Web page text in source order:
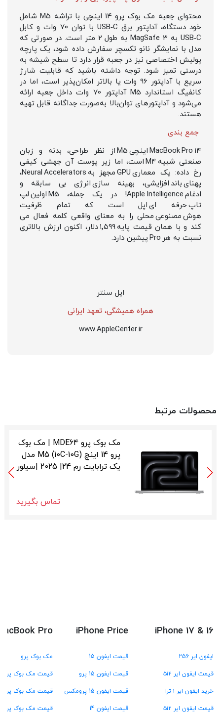
محتوای جعبه مک بوک پرو ۱۴ اینچی با تراشه M5 شامل
خود دستگاه، آداپتور برق USB‑C با توان 70 وات و کابل
USB‑C به MagSafe 3 به طول 2 متر است. در صورتی که
مدل با نمایشگر نانو تکسچر سفارش داده شود، یک پارچه
پولیش اختصاصی نیز در جعبه قرار دارد تا سطح شیشه به‌
درستی تمیز شود. توجه داشته باشید که قابلیت شارژ
سریع با آداپتور 96 وات یا بالاتر امکان‌پذیر است، اما در
کانفیگ استاندارد M5 آداپتور 70 وات داخل جعبه ارائه
می‌شود و آداپتورهای توان‌بالا به‌صورت جداگانه قابل تهیه
هستند.
جمع‌ بندی
MacBook Pro ۱۴ اینچی M5 از نظر طراحی، بدنه و زبان
صنعتی شبیه M4 است، اما زیر پوست آن جهشی کیفی
رخ داده: یک معماری GPU مجهز به Neural Accelerators،
پهنای باند افزایشی، بهینه‌ سازی انرژی بی‌ سابقه و
ادغام Apple Intelligence! در یک جمله، M5 اولین لپ‌
تاپ حرفه‌ ای اپل است که تمام ظرفیت
هوش مصنوعی محلی را به معنای واقعی کلمه فعال می‌
کند و با همان قیمت پایه ۱٬۵۹۹ دلار، اکنون ارزش بالاتری
نسبت به هر Pro پیشین دارد.
اپل سنتر
همراه همیشگی، تعهد ایرانی
www.AppleCenter.ir
محصولات مرتبط
مک بوک پرو MDE64 | مک بوک
پرو 14 اینچ M5 (10C-10G) مدل
یک ترابایت رم 24| 2025 |سیلور
تماس بگیرید
iPhone 17 & 16
ایفون ایر 256
قیمت ایفون ایر ۵۱۲
خرید ایفون ایر ۱ ترا
قیمت ایفون ایر ۵۱۲
iPhone Price
قیمت ایفون 15
قیمت ایفون 15 پرو
قیمت ایفون 15 پرومکس
قیمت ایفون 14
Pro
مک بوک پرو
قیمت مک بوک پرو M4
قیمت مک بوک پرو M3
قیمت مک بوک پرو M2